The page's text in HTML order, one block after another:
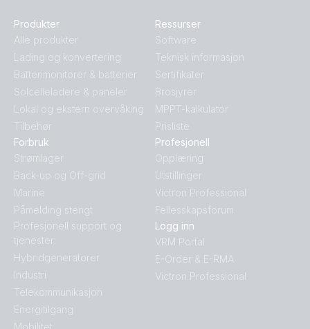
Produkter
Alle produkter
Lading og konvertering
Batterimonitorer & batterier
Solcelleladere & paneler
Lokal og ekstern overvåking
Tilbehør
Forbruk
Strømlager
Back-up og Off-grid
Marine
Påmelding stengt
Profesjonell support og
tjenester:
Hybridgeneratorer
Industri
Telekommunikasjon
Energitilgang
Ressurser
Software
Teknisk informasjon
Sertifikater
Brosjyrer
MPPT-kalkulator
Prisliste
Profesjonell
Opplæring
Utstillinger
Victron Professional
Fellesskapsforum
Logg inn
VRM Portal
E-Order & E-RMA
Victron Professional